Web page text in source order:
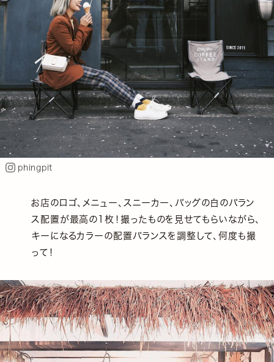
phingpit
お店のロゴ、メニュー、スニーカー、バッグの白のバラン
ス配置が最高の1枚！撮ったものを見せてもらいながら、
キーになるカラーの配置バランスを調整して、何度も撮
って！